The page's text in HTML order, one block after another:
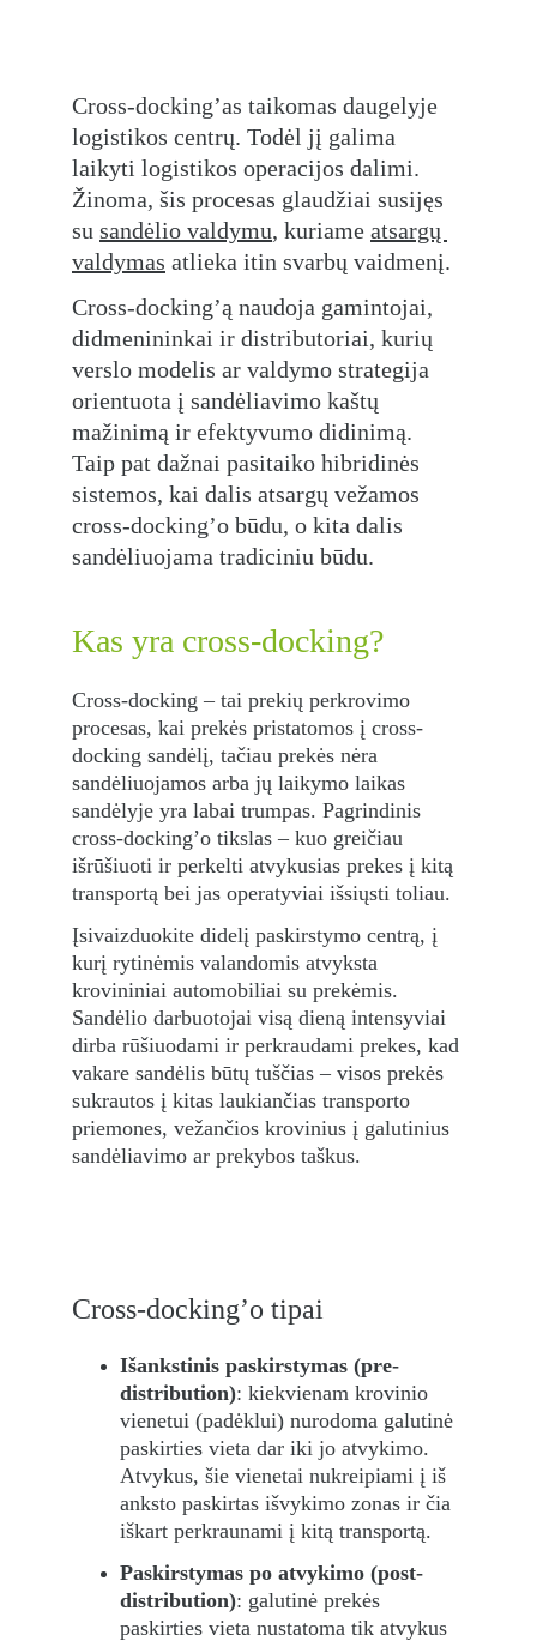
Cross-docking’as taikomas daugelyje
logistikos centrų. Todėl jį galima
laikyti logistikos operacijos dalimi.
Žinoma, šis procesas glaudžiai susijęs
su sandėlio valdymu, kuriame atsargų
valdymas atlieka itin svarbų vaidmenį.
Cross-docking’ą naudoja gamintojai,
didmenininkai ir distributoriai, kurių
verslo modelis ar valdymo strategija
orientuota į sandėliavimo kaštų
mažinimą ir efektyvumo didinimą.
Taip pat dažnai pasitaiko hibridinės
sistemos, kai dalis atsargų vežamos
cross-docking’o būdu, o kita dalis
sandėliuojama tradiciniu būdu.
Cross-docking – tai prekių perkrovimo
procesas, kai prekės pristatomos į cross-
docking sandėlį, tačiau prekės nėra
sandėliuojamos arba jų laikymo laikas
sandėlyje yra labai trumpas. Pagrindinis
cross-docking’o tikslas – kuo greičiau
išrūšiuoti ir perkelti atvykusias prekes į kitą
transportą bei jas operatyviai išsiųsti toliau.
Įsivaizduokite didelį paskirstymo centrą, į
kurį rytinėmis valandomis atvyksta
krovininiai automobiliai su prekėmis.
Sandėlio darbuotojai visą dieną intensyviai
dirba rūšiuodami ir perkraudami prekes, kad
vakare sandėlis būtų tuščias – visos prekės
sukrautos į kitas laukiančias transporto
priemones, vežančios krovinius į galutinius
sandėliavimo ar prekybos taškus.
Kas yra cross-docking?
Išankstinis paskirstymas (pre-
distribution): kiekvienam krovinio
vienetui (padėklui) nurodoma galutinė
paskirties vieta dar iki jo atvykimo.
Atvykus, šie vienetai nukreipiami į iš
anksto paskirtas išvykimo zonas ir čia
iškart perkraunami į kitą transportą.
Paskirstymas po atvykimo (post-
distribution): galutinė prekės
paskirties vieta nustatoma tik atvykus
Cross-docking’o tipai